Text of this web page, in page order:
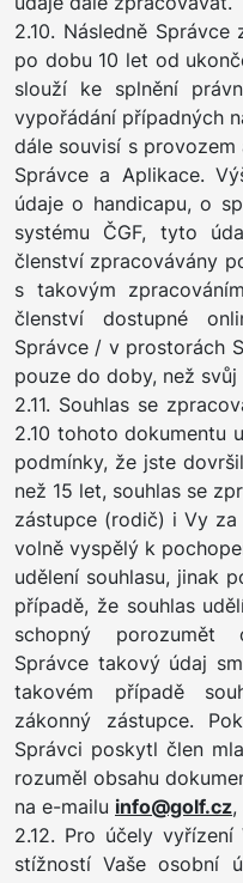
2.10. Následně
po dobu 10 let od
slouží ke splnění
vypořádání případných
dále souvisí s
Správce a Aplikace.
údaje o handicapu, o
systému ČGF, tyto
členství zpracovávány
s takovým
členství dostupné
Správce / v prostorách
pouze do doby, než
2.11. Souhlas se
2.10 tohoto dokumentu
podmínky, že jste
než 15 let, souhlas se
zástupce (rodič) i Vy
volně vyspělý k
udělení souhlasu, jinak
případě, že souhlas
schopný porozumět
Správce takový údaj
takovém případě
zákonný zástupce.
Správci poskytl člen
rozuměl obsahu
na e-mailu info@golf.cz,
2.12. Pro účely
stížností Vaše osobní